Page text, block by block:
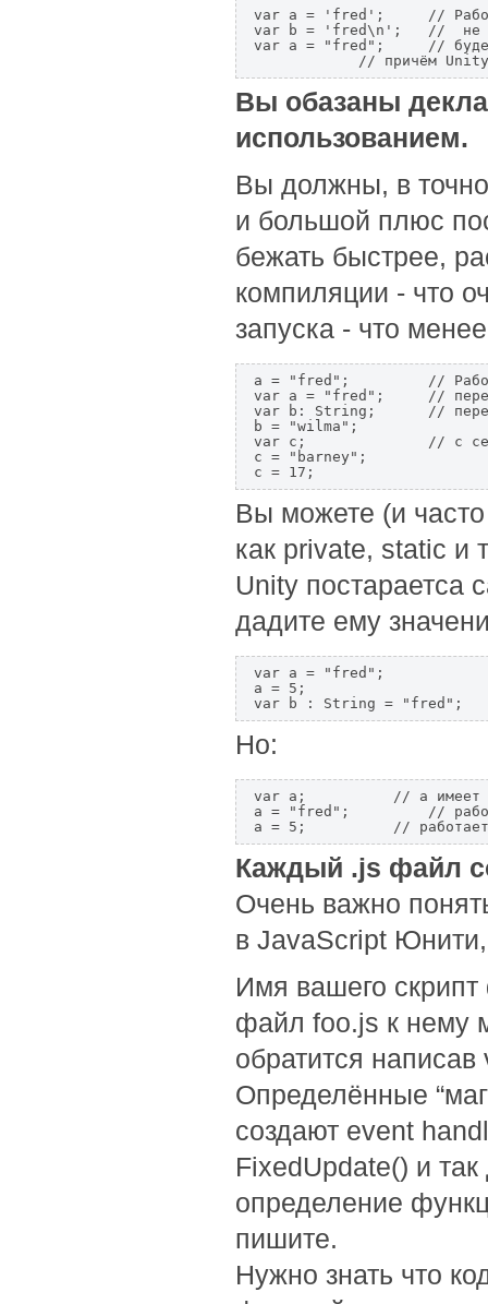
var a = 'fred';     //
var b = 'fred\n';   //  не
var a = "fred";     // будет
Вы обазаны
использованием.
Вы должны, в
и большой плюс
бежать быстрее,
компиляции - что
запуска - что
a = "fred";         //
var a = "fred";     //
var b: String;      //
b = "wilma";
var c;              // c сейчас
c = "barney";
c = 17;
Вы можете (и
как private, static и
Unity постараетса
дадите ему
var a = "fred";
a = 5;
var b : String = "fred";
Но:
var a;          // a имеет
a = "fred";         //
a = 5;          //
Каждый .js файл
Очень важно
в JavaScript
Имя вашего
файл foo.js к нему
обратится
Определённые
создают event
FixedUpdate() и
определение
пишите.
Нужно знать что